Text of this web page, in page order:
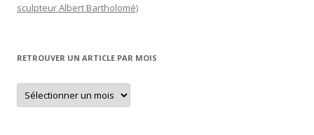
sculpteur Albert Bartholomé)
RETROUVER UN ARTICLE PAR MOIS
Retrouver
un
article